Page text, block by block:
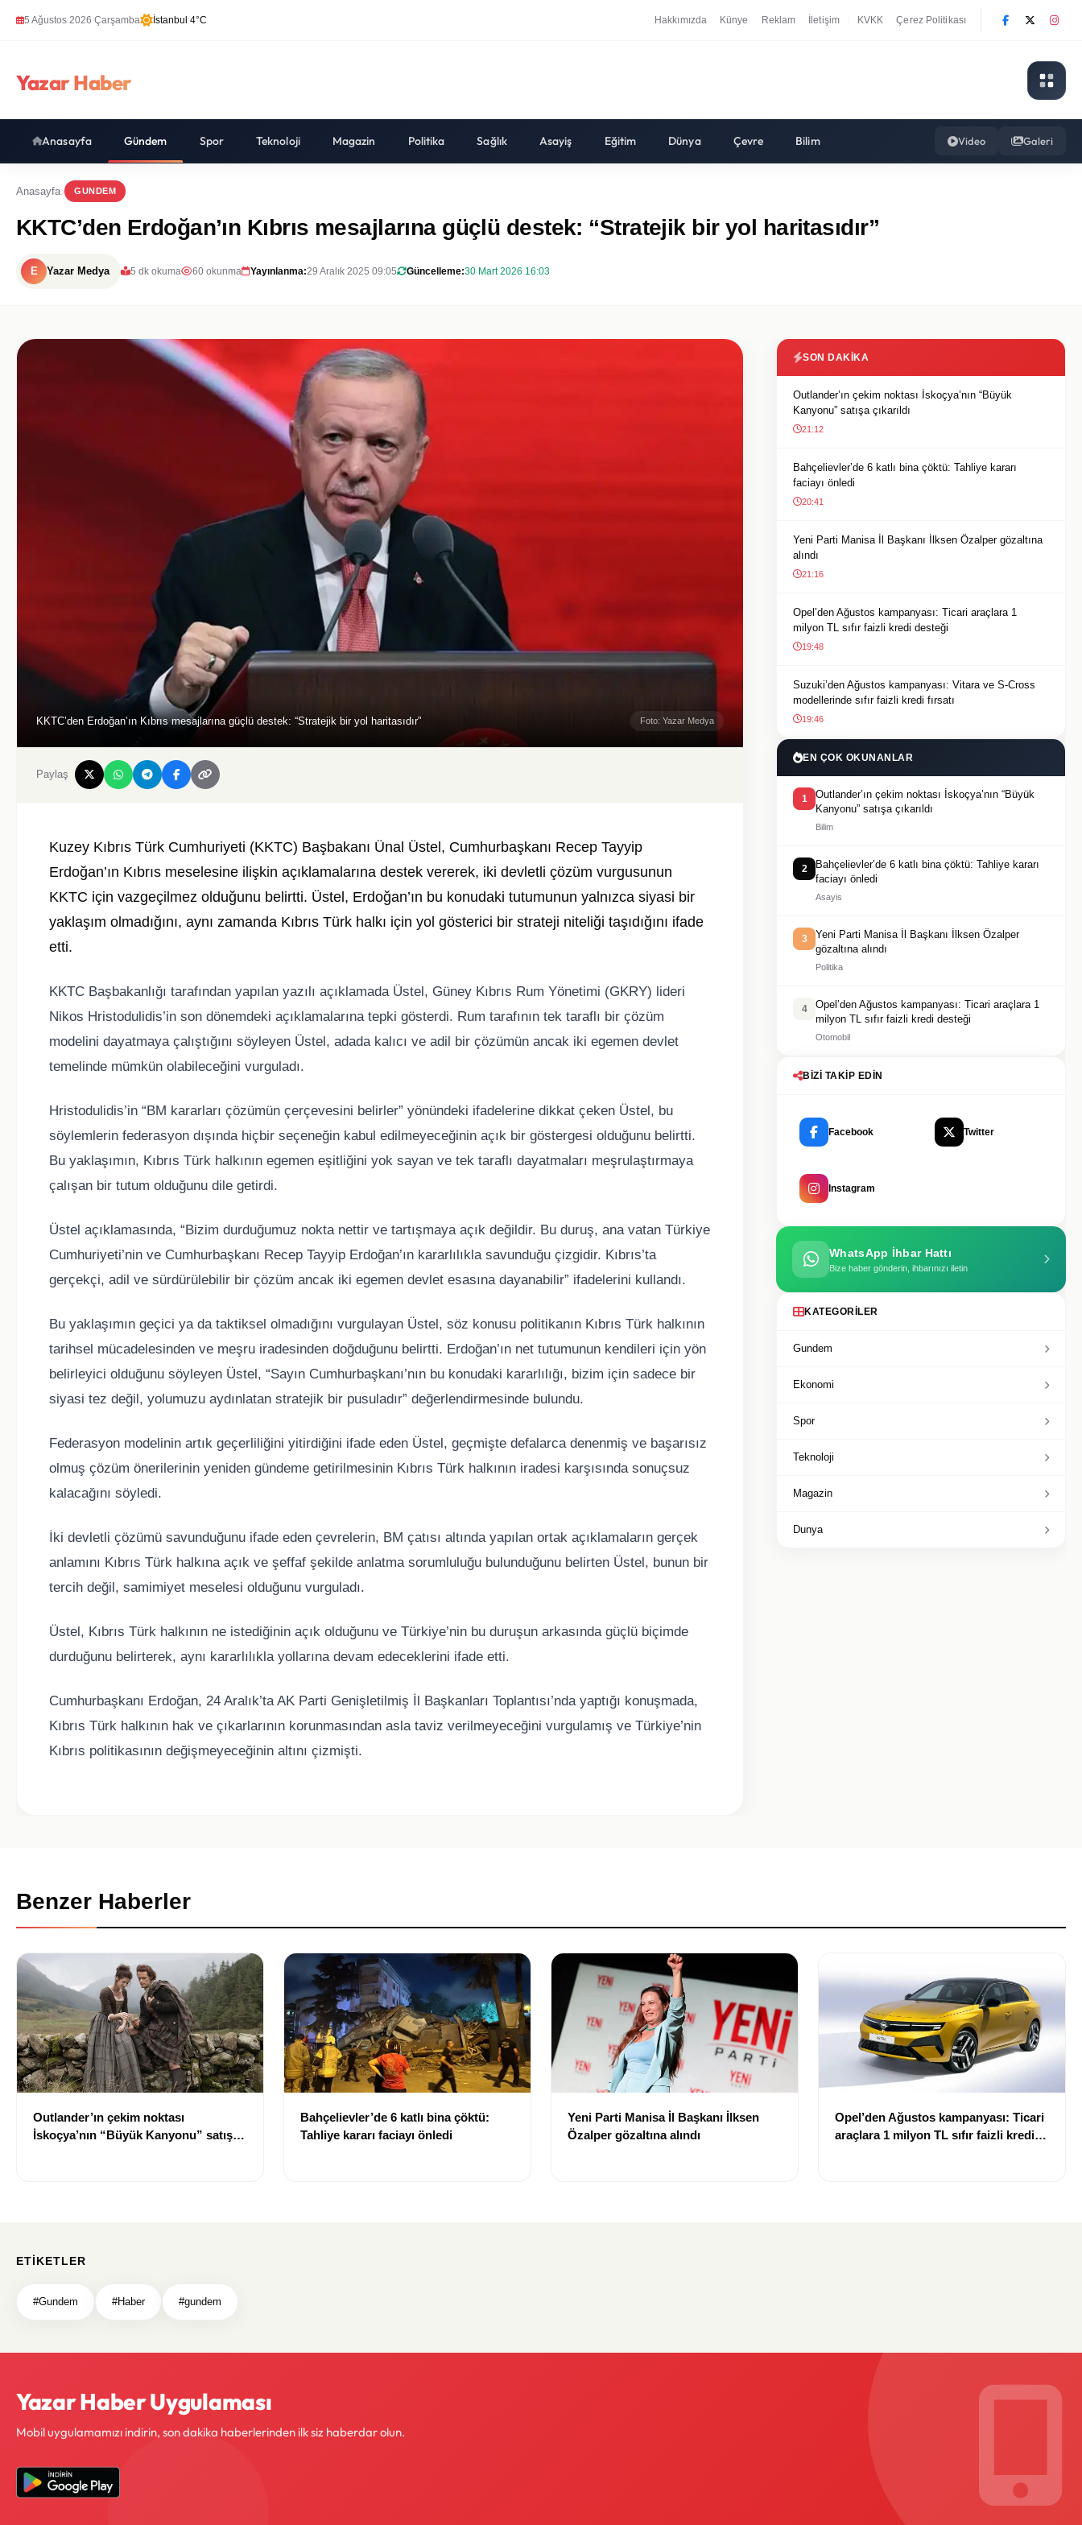
5 Ağustos 2026 Çarşamba İstanbul 4°C Hakkımızda Künye Reklam İletişim KVKK Çerez Politikası
Yazar Haber
Anasayfa Gündem Spor Teknoloji Magazin Politika Sağlık Asayiş Eğitim Dünya Çevre Bilim Video Galeri
Anasayfa GUNDEM
KKTC’den Erdoğan’ın Kıbrıs mesajlarına güçlü destek: “Stratejik bir yol haritasıdır”
E Yazar Medya 5 dk okuma 60 okunma Yayınlanma:29 Aralık 2025 09:05 Güncelleme:30 Mart 2026 16:03
KKTC’den Erdoğan’ın Kıbrıs mesajlarına güçlü destek: “Stratejik bir yol haritasıdır” Foto: Yazar Medya
Paylaş
Kuzey Kıbrıs Türk Cumhuriyeti (KKTC) Başbakanı Ünal Üstel, Cumhurbaşkanı Recep Tayyip
Erdoğan’ın Kıbrıs meselesine ilişkin açıklamalarına destek vererek, iki devletli çözüm vurgusunun
KKTC için vazgeçilmez olduğunu belirtti. Üstel, Erdoğan’ın bu konudaki tutumunun yalnızca siyasi bir
yaklaşım olmadığını, aynı zamanda Kıbrıs Türk halkı için yol gösterici bir strateji niteliği taşıdığını ifade
etti.
KKTC Başbakanlığı tarafından yapılan yazılı açıklamada Üstel, Güney Kıbrıs Rum Yönetimi (GKRY) lideri
Nikos Hristodulidis’in son dönemdeki açıklamalarına tepki gösterdi. Rum tarafının tek taraflı bir çözüm
modelini dayatmaya çalıştığını söyleyen Üstel, adada kalıcı ve adil bir çözümün ancak iki egemen devlet
temelinde mümkün olabileceğini vurguladı.
Hristodulidis’in “BM kararları çözümün çerçevesini belirler” yönündeki ifadelerine dikkat çeken Üstel, bu
söylemlerin federasyon dışında hiçbir seçeneğin kabul edilmeyeceğinin açık bir göstergesi olduğunu belirtti.
Bu yaklaşımın, Kıbrıs Türk halkının egemen eşitliğini yok sayan ve tek taraflı dayatmaları meşrulaştırmaya
çalışan bir tutum olduğunu dile getirdi.
Üstel açıklamasında, “Bizim durduğumuz nokta nettir ve tartışmaya açık değildir. Bu duruş, ana vatan Türkiye
Cumhuriyeti’nin ve Cumhurbaşkanı Recep Tayyip Erdoğan’ın kararlılıkla savunduğu çizgidir. Kıbrıs’ta
gerçekçi, adil ve sürdürülebilir bir çözüm ancak iki egemen devlet esasına dayanabilir” ifadelerini kullandı.
Bu yaklaşımın geçici ya da taktiksel olmadığını vurgulayan Üstel, söz konusu politikanın Kıbrıs Türk halkının
tarihsel mücadelesinden ve meşru iradesinden doğduğunu belirtti. Erdoğan’ın net tutumunun kendileri için yön
belirleyici olduğunu söyleyen Üstel, “Sayın Cumhurbaşkanı’nın bu konudaki kararlılığı, bizim için sadece bir
siyasi tez değil, yolumuzu aydınlatan stratejik bir pusuladır” değerlendirmesinde bulundu.
Federasyon modelinin artık geçerliliğini yitirdiğini ifade eden Üstel, geçmişte defalarca denenmiş ve başarısız
olmuş çözüm önerilerinin yeniden gündeme getirilmesinin Kıbrıs Türk halkının iradesi karşısında sonuçsuz
kalacağını söyledi.
İki devletli çözümü savunduğunu ifade eden çevrelerin, BM çatısı altında yapılan ortak açıklamaların gerçek
anlamını Kıbrıs Türk halkına açık ve şeffaf şekilde anlatma sorumluluğu bulunduğunu belirten Üstel, bunun bir
tercih değil, samimiyet meselesi olduğunu vurguladı.
Üstel, Kıbrıs Türk halkının ne istediğinin açık olduğunu ve Türkiye’nin bu duruşun arkasında güçlü biçimde
durduğunu belirterek, aynı kararlılıkla yollarına devam edeceklerini ifade etti.
Cumhurbaşkanı Erdoğan, 24 Aralık’ta AK Parti Genişletilmiş İl Başkanları Toplantısı’nda yaptığı konuşmada,
Kıbrıs Türk halkının hak ve çıkarlarının korunmasından asla taviz verilmeyeceğini vurgulamış ve Türkiye’nin
Kıbrıs politikasının değişmeyeceğinin altını çizmişti.
SON DAKIKA
Outlander’ın çekim noktası İskoçya’nın “Büyük
Kanyonu” satışa çıkarıldı
21:12
Bahçelievler’de 6 katlı bina çöktü: Tahliye kararı
faciayı önledi
20:41
Yeni Parti Manisa İl Başkanı İlksen Özalper gözaltına
alındı
21:16
Opel’den Ağustos kampanyası: Ticari araçlara 1
milyon TL sıfır faizli kredi desteği
19:48
Suzuki’den Ağustos kampanyası: Vitara ve S-Cross
modellerinde sıfır faizli kredi fırsatı
19:46
EN ÇOK OKUNANLAR
1
Outlander’ın çekim noktası İskoçya’nın “Büyük
Kanyonu” satışa çıkarıldı
Bilim
2
Bahçelievler’de 6 katlı bina çöktü: Tahliye kararı
faciayı önledi
Asayis
3
Yeni Parti Manisa İl Başkanı İlksen Özalper
gözaltına alındı
Politika
4
Opel’den Ağustos kampanyası: Ticari araçlara 1
milyon TL sıfır faizli kredi desteği
Otomobil
BIZI TAKIP EDIN
Facebook Twitter
Instagram
WhatsApp İhbar Hattı
Bize haber gönderin, ihbarınızı iletin
KATEGORILER
Gundem
Ekonomi
Spor
Teknoloji
Magazin
Dunya
Benzer Haberler
Outlander’ın çekim noktası
İskoçya’nın “Büyük Kanyonu” satışa
Bahçelievler’de 6 katlı bina çöktü:
Tahliye kararı faciayı önledi
Yeni Parti Manisa İl Başkanı İlksen
Özalper gözaltına alındı
Opel’den Ağustos kampanyası: Ticari
araçlara 1 milyon TL sıfır faizli kredi
ETIKETLER
#Gundem #Haber #gundem
Yazar Haber Uygulaması
Mobil uygulamamızı indirin, son dakika haberlerinden ilk siz haberdar olun.